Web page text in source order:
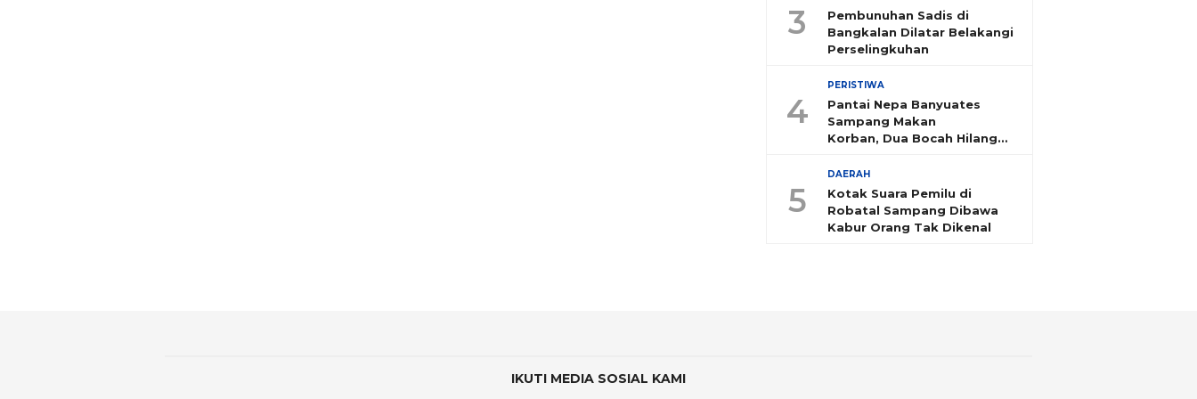
3
Pembunuhan Sadis di
Bangkalan Dilatar Belakangi
Perselingkuhan
4
PERISTIWA
Pantai Nepa Banyuates
Sampang Makan
Korban, Dua Bocah Hilang
5
DAERAH
Kotak Suara Pemilu di
Robatal Sampang Dibawa
Kabur Orang Tak Dikenal
IKUTI MEDIA SOSIAL KAMI